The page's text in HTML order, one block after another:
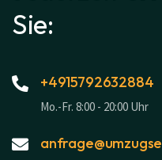
Sie:
+4915792632884
Mo.-Fr. 8:00 - 20:00 Uhr